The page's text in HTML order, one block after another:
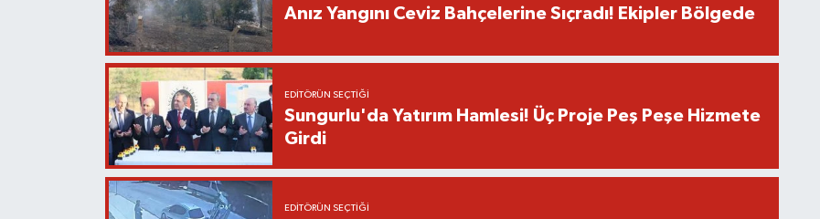
Anız Yangını Ceviz Bahçelerine Sıçradı! Ekipler Bölgede
EDITÖRÜN SEÇTIĞI
Sungurlu'da Yatırım Hamlesi! Üç Proje Peş Peşe Hizmete
Girdi
EDITÖRÜN SEÇTIĞI